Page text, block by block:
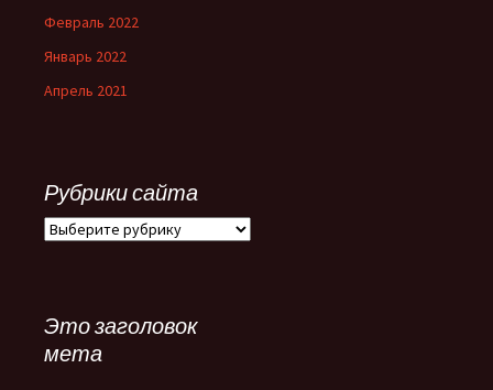
Февраль 2022
Январь 2022
Апрель 2021
Рубрики сайта
Рубрики
Это заголовок
мета